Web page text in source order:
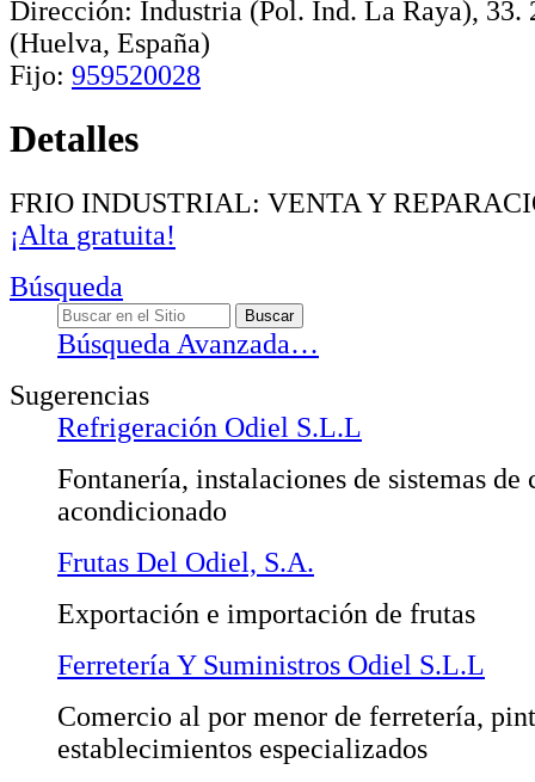
Dirección: Industria (Pol. Ind. La Raya), 33.
(Huelva, España)
Fijo: 959520028
Detalles
FRIO INDUSTRIAL: VENTA Y
¡Alta gratuita!
Búsqueda
Búsqueda Avanzada…
Sugerencias
Refrigeración Odiel S.L.L
Fontanería, instalaciones de sistemas
acondicionado
Frutas Del Odiel, S.A.
Exportación e importación de frutas
Ferretería Y Suministros Odiel S.L.L
Comercio al por menor de ferretería,
establecimientos especializados